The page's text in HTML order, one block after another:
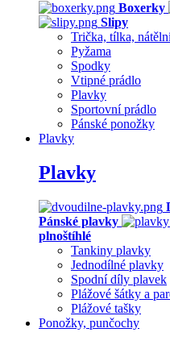
Boxerky
Slipy
Trička, tílka,
Pyžama
Spodky
Vtipné prádlo
Plavky
Sportovní prádlo
Pánské ponožky
Plavky
Plavky
Pánské plavky
plnoštíhlé
Tankiny plavky
Jednodílné plavky
Spodní díly plavek
Plážové šátky a
Plážové tašky
Ponožky, punčochy